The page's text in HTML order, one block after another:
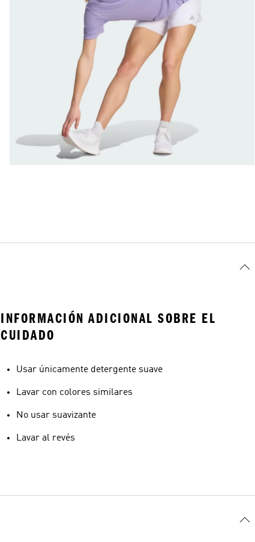
INFORMACIÓN ADICIONAL SOBRE EL
CUIDADO
Usar únicamente detergente suave
Lavar con colores similares
No usar suavizante
Lavar al revés